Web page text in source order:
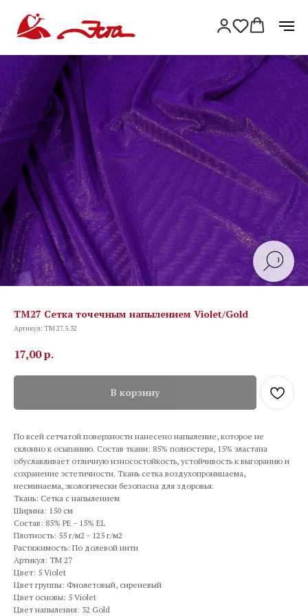
TM27 Сетка точечным напылением Violet/Gold
Артикул:TM 27.5.32
17,00р.
В корзину
По всей сетчатой поверхности нанесено напыление, которое не
склонно к осыпанию. Состав ткани: 85% полиэстера, 15% эластана
обуславливает отличную износостойкость, устойчивость к выгоранию и
сохранение эстетичности. Ткань сетка воздухопроницаема,
несминаема, экологически безопасна для здоровья.
Ткань: Сетка с напылением
Ширина: 150 см
Состав: 85% PE - 15% EL
Плотность: 55 г/м2 - 125 г/м2
Растяжимость: По долевой нити
Артикул: TM 27
Цвет: 5 Violet
Цвет группы: Фиолетовый, сиреневый
Цвет основы: 5 Violet
Цвет напыления: 32 Gold